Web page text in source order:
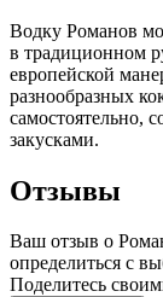
Водку Романов
в традиционном
европейской
разнообразных
самостоятельно,
закусками.
Отзывы
Ваш отзыв о
определиться с
Поделитесь